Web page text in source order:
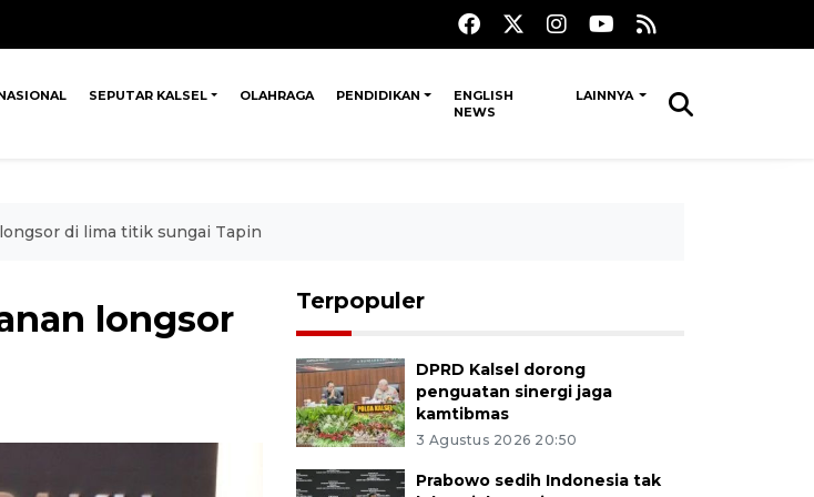
SEPUTAR KALSEL OLAHRAGA PENDIDIKAN
ENGLISH
NEWS
LAINNYA
di lima titik sungai Tapin
longsor
Terpopuler
DPRD Kalsel dorong
penguatan sinergi jaga
kamtibmas
3 Agustus 2026 20:50
Prabowo sedih Indonesia tak